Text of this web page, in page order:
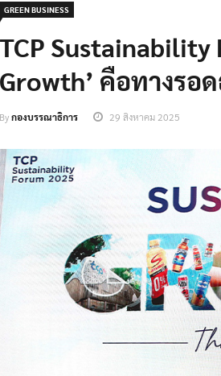
GREEN BUSINESS
TCP Sustainability
Growth’ คือทางรอ
Byกองบรรณาธิการ 29 สิงหาคม 2025